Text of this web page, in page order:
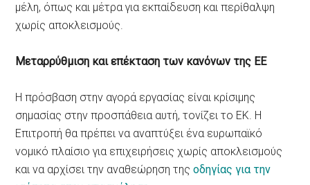
μέλη, όπως και μέτρα για εκπαίδευση και περίθαλψη
χωρίς αποκλεισμούς.
Μεταρρύθμιση και επέκταση των κανόνων της ΕΕ
Η πρόσβαση στην αγορά εργασίας είναι κρίσιμης
σημασίας στην προσπάθεια αυτή, τονίζει το ΕΚ. Η
Επιτροπή θα πρέπει να αναπτύξει ένα ευρωπαϊκό
νομικό πλαίσιο για επιχειρήσεις χωρίς αποκλεισμούς
και να αρχίσει την αναθεώρηση τηςοδηγίας για την